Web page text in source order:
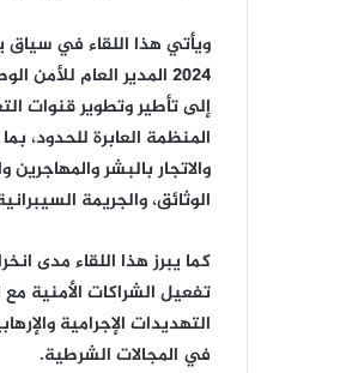
ويأتي هذا اللقاء في
2024 المدير العام
إلى تأطير وتطوير قنوات
المنظمة العابرة للحدود،
والاتجار بالبشر والمهاجرين
الوثائق، والجريمة
كما يبرز هذا اللقاء مدى
تفعيل الشراكات الأمنية
التهديدات الإجرامية
في المجالات الشرطية.